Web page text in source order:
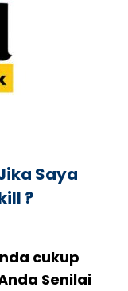
Saya
?
cukup
Senilai